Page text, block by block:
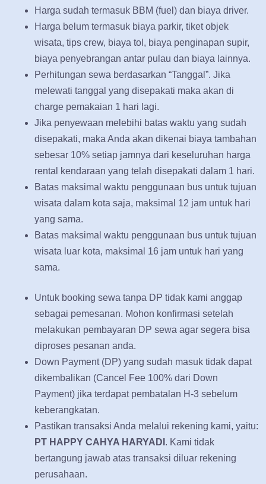
Harga sudah termasuk BBM (fuel) dan biaya driver.
Harga belum termasuk biaya parkir, tiket objek
wisata, tips crew, biaya tol, biaya penginapan supir,
biaya penyebrangan antar pulau dan biaya lainnya.
Perhitungan sewa berdasarkan “Tanggal”. Jika
melewati tanggal yang disepakati maka akan di
charge pemakaian 1 hari lagi.
Jika penyewaan melebihi batas waktu yang sudah
disepakati, maka Anda akan dikenai biaya tambahan
sebesar 10% setiap jamnya dari keseluruhan harga
rental kendaraan yang telah disepakati dalam 1 hari.
Batas maksimal waktu penggunaan bus untuk tujuan
wisata dalam kota saja, maksimal 12 jam untuk hari
yang sama.
Batas maksimal waktu penggunaan bus untuk tujuan
wisata luar kota, maksimal 16 jam untuk hari yang
sama.
Untuk booking sewa tanpa DP tidak kami anggap
sebagai pemesanan. Mohon konfirmasi setelah
melakukan pembayaran DP sewa agar segera bisa
diproses pesanan anda.
Down Payment (DP) yang sudah masuk tidak dapat
dikembalikan (Cancel Fee 100% dari Down
Payment) jika terdapat pembatalan H-3 sebelum
keberangkatan.
Pastikan transaksi Anda melalui rekening kami, yaitu:
PT HAPPY CAHYA HARYADI . Kami tidak
bertangung jawab atas transaksi diluar rekening
perusahaan.